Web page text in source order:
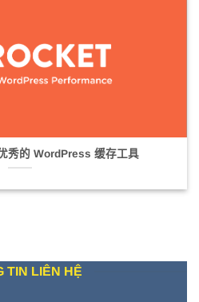
秀的 WordPress 缓存工具
TIN LIÊN HỆ